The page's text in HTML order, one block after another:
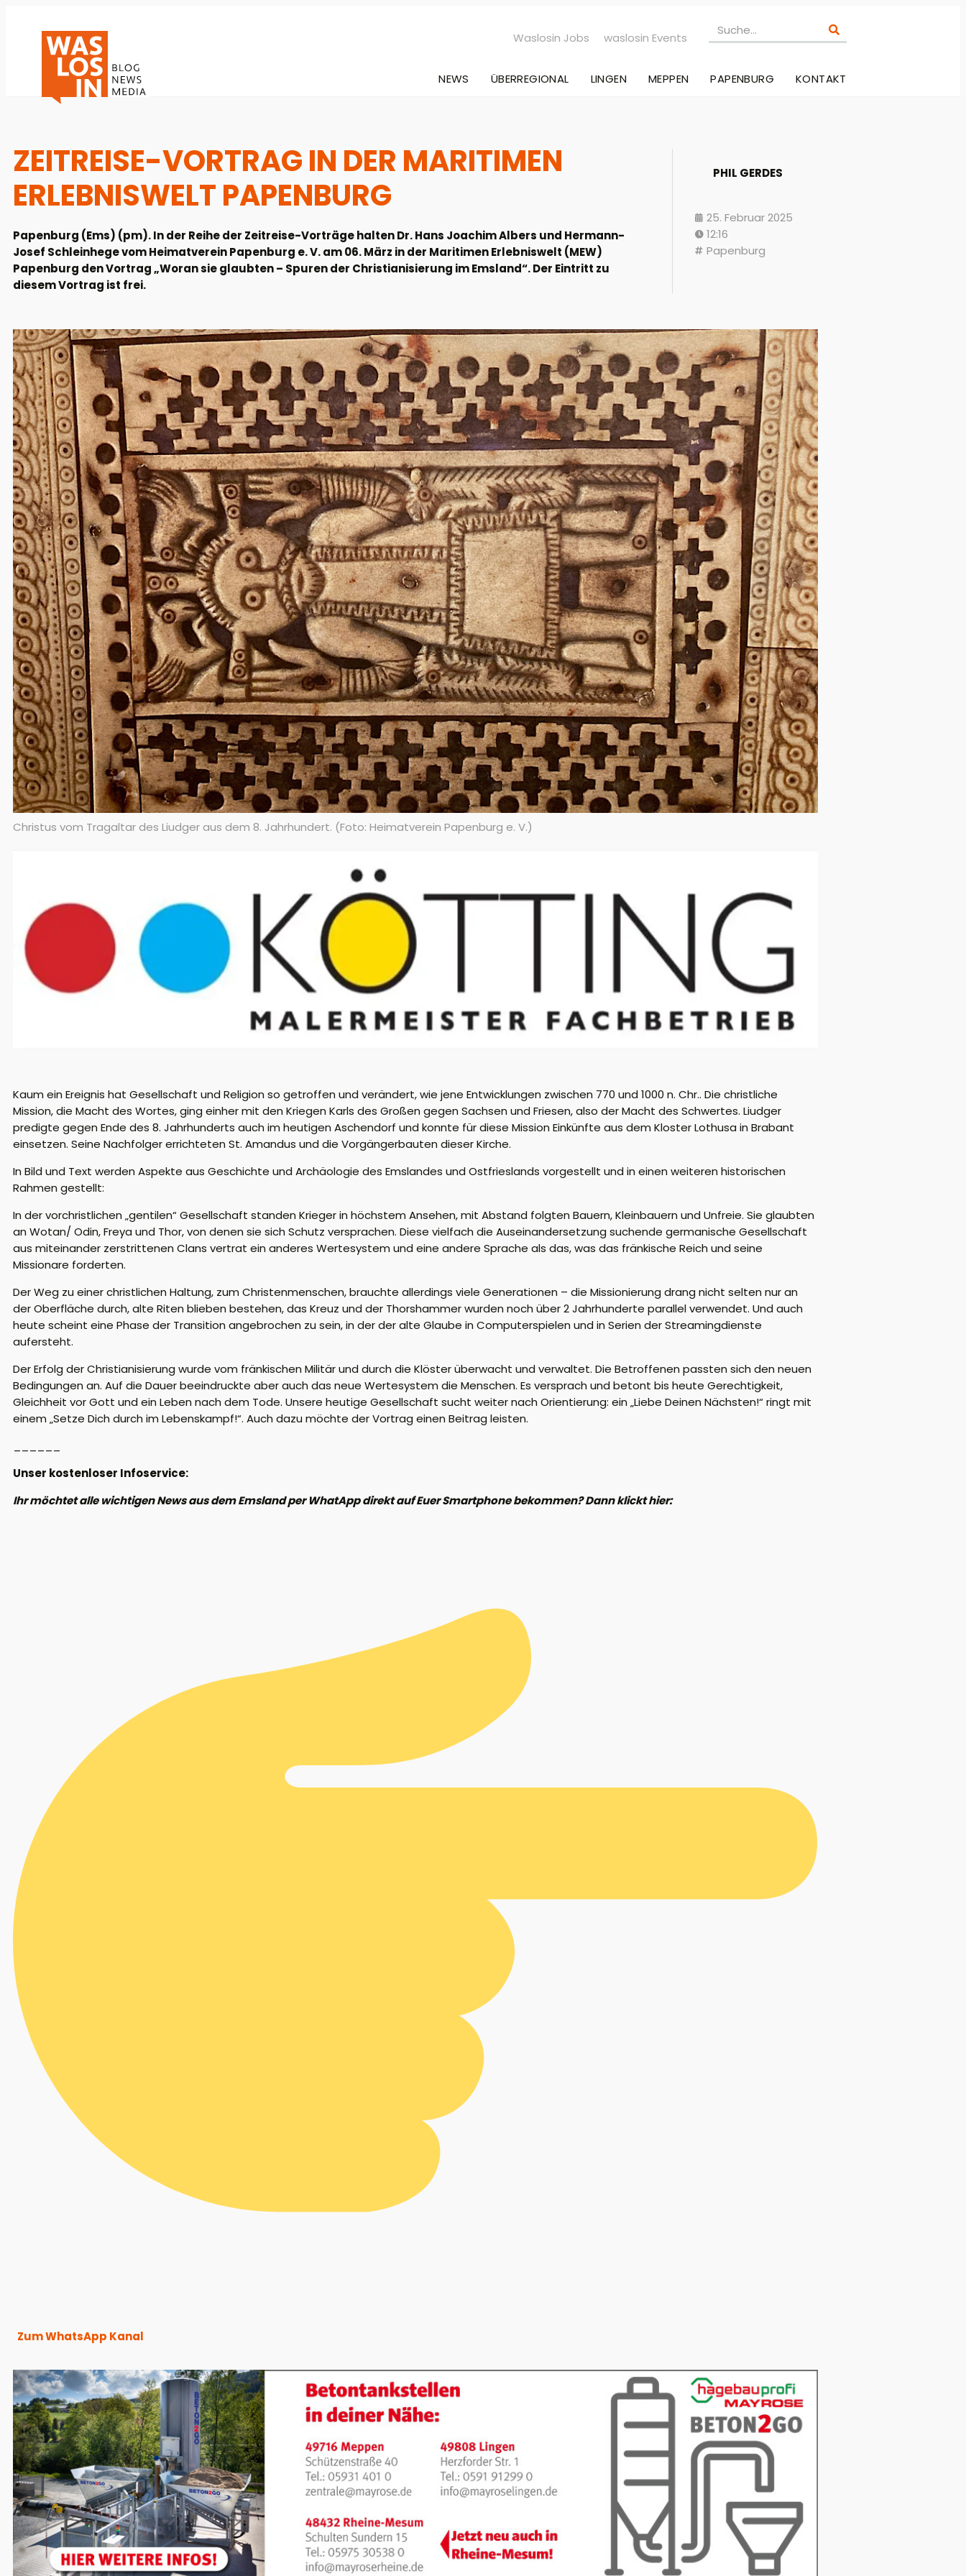
Waslosin Jobs waslosin Events
NEWS ÜBERREGIONAL LINGEN MEPPEN PAPENBURG KONTAKT
ZEITREISE-VORTRAG IN DER MARITIMEN
ERLEBNISWELT PAPENBURG
Papenburg (Ems) (pm). In der Reihe der Zeitreise-Vorträge halten Dr. Hans Joachim Albers und Hermann-
Josef Schleinhege vom Heimatverein Papenburg e. V. am 06. März in der Maritimen Erlebniswelt (MEW)
Papenburg den Vortrag „Woran sie glaubten – Spuren der Christianisierung im Emsland“. Der Eintritt zu
diesem Vortrag ist frei.
PHIL GERDES
25. Februar 2025
12:16
Papenburg
Christus vom Tragaltar des Liudger aus dem 8. Jahrhundert. (Foto: Heimatverein Papenburg e. V.)
Kaum ein Ereignis hat Gesellschaft und Religion so getroffen und verändert, wie jene Entwicklungen zwischen 770 und 1000 n. Chr.. Die christliche
Mission, die Macht des Wortes, ging einher mit den Kriegen Karls des Großen gegen Sachsen und Friesen, also der Macht des Schwertes. Liudger
predigte gegen Ende des 8. Jahrhunderts auch im heutigen Aschendorf und konnte für diese Mission Einkünfte aus dem Kloster Lothusa in Brabant
einsetzen. Seine Nachfolger errichteten St. Amandus und die Vorgängerbauten dieser Kirche.
In Bild und Text werden Aspekte aus Geschichte und Archäologie des Emslandes und Ostfrieslands vorgestellt und in einen weiteren historischen
Rahmen gestellt:
In der vorchristlichen „gentilen“ Gesellschaft standen Krieger in höchstem Ansehen, mit Abstand folgten Bauern, Kleinbauern und Unfreie. Sie glaubten
an Wotan/ Odin, Freya und Thor, von denen sie sich Schutz versprachen. Diese vielfach die Auseinandersetzung suchende germanische Gesellschaft
aus miteinander zerstrittenen Clans vertrat ein anderes Wertesystem und eine andere Sprache als das, was das fränkische Reich und seine
Missionare forderten.
Der Weg zu einer christlichen Haltung, zum Christenmenschen, brauchte allerdings viele Generationen – die Missionierung drang nicht selten nur an
der Oberfläche durch, alte Riten blieben bestehen, das Kreuz und der Thorshammer wurden noch über 2 Jahrhunderte parallel verwendet. Und auch
heute scheint eine Phase der Transition angebrochen zu sein, in der der alte Glaube in Computerspielen und in Serien der Streamingdienste
aufersteht.
Der Erfolg der Christianisierung wurde vom fränkischen Militär und durch die Klöster überwacht und verwaltet. Die Betroffenen passten sich den neuen
Bedingungen an. Auf die Dauer beeindruckte aber auch das neue Wertesystem die Menschen. Es versprach und betont bis heute Gerechtigkeit,
Gleichheit vor Gott und ein Leben nach dem Tode. Unsere heutige Gesellschaft sucht weiter nach Orientierung: ein „Liebe Deinen Nächsten!“ ringt mit
einem „Setze Dich durch im Lebenskampf!“. Auch dazu möchte der Vortrag einen Beitrag leisten.
Unser kostenloser Infoservice:
Ihr möchtet alle wichtigen News aus dem Emsland per WhatApp direkt auf Euer Smartphone bekommen? Dann klickt hier:
Zum WhatsApp Kanal